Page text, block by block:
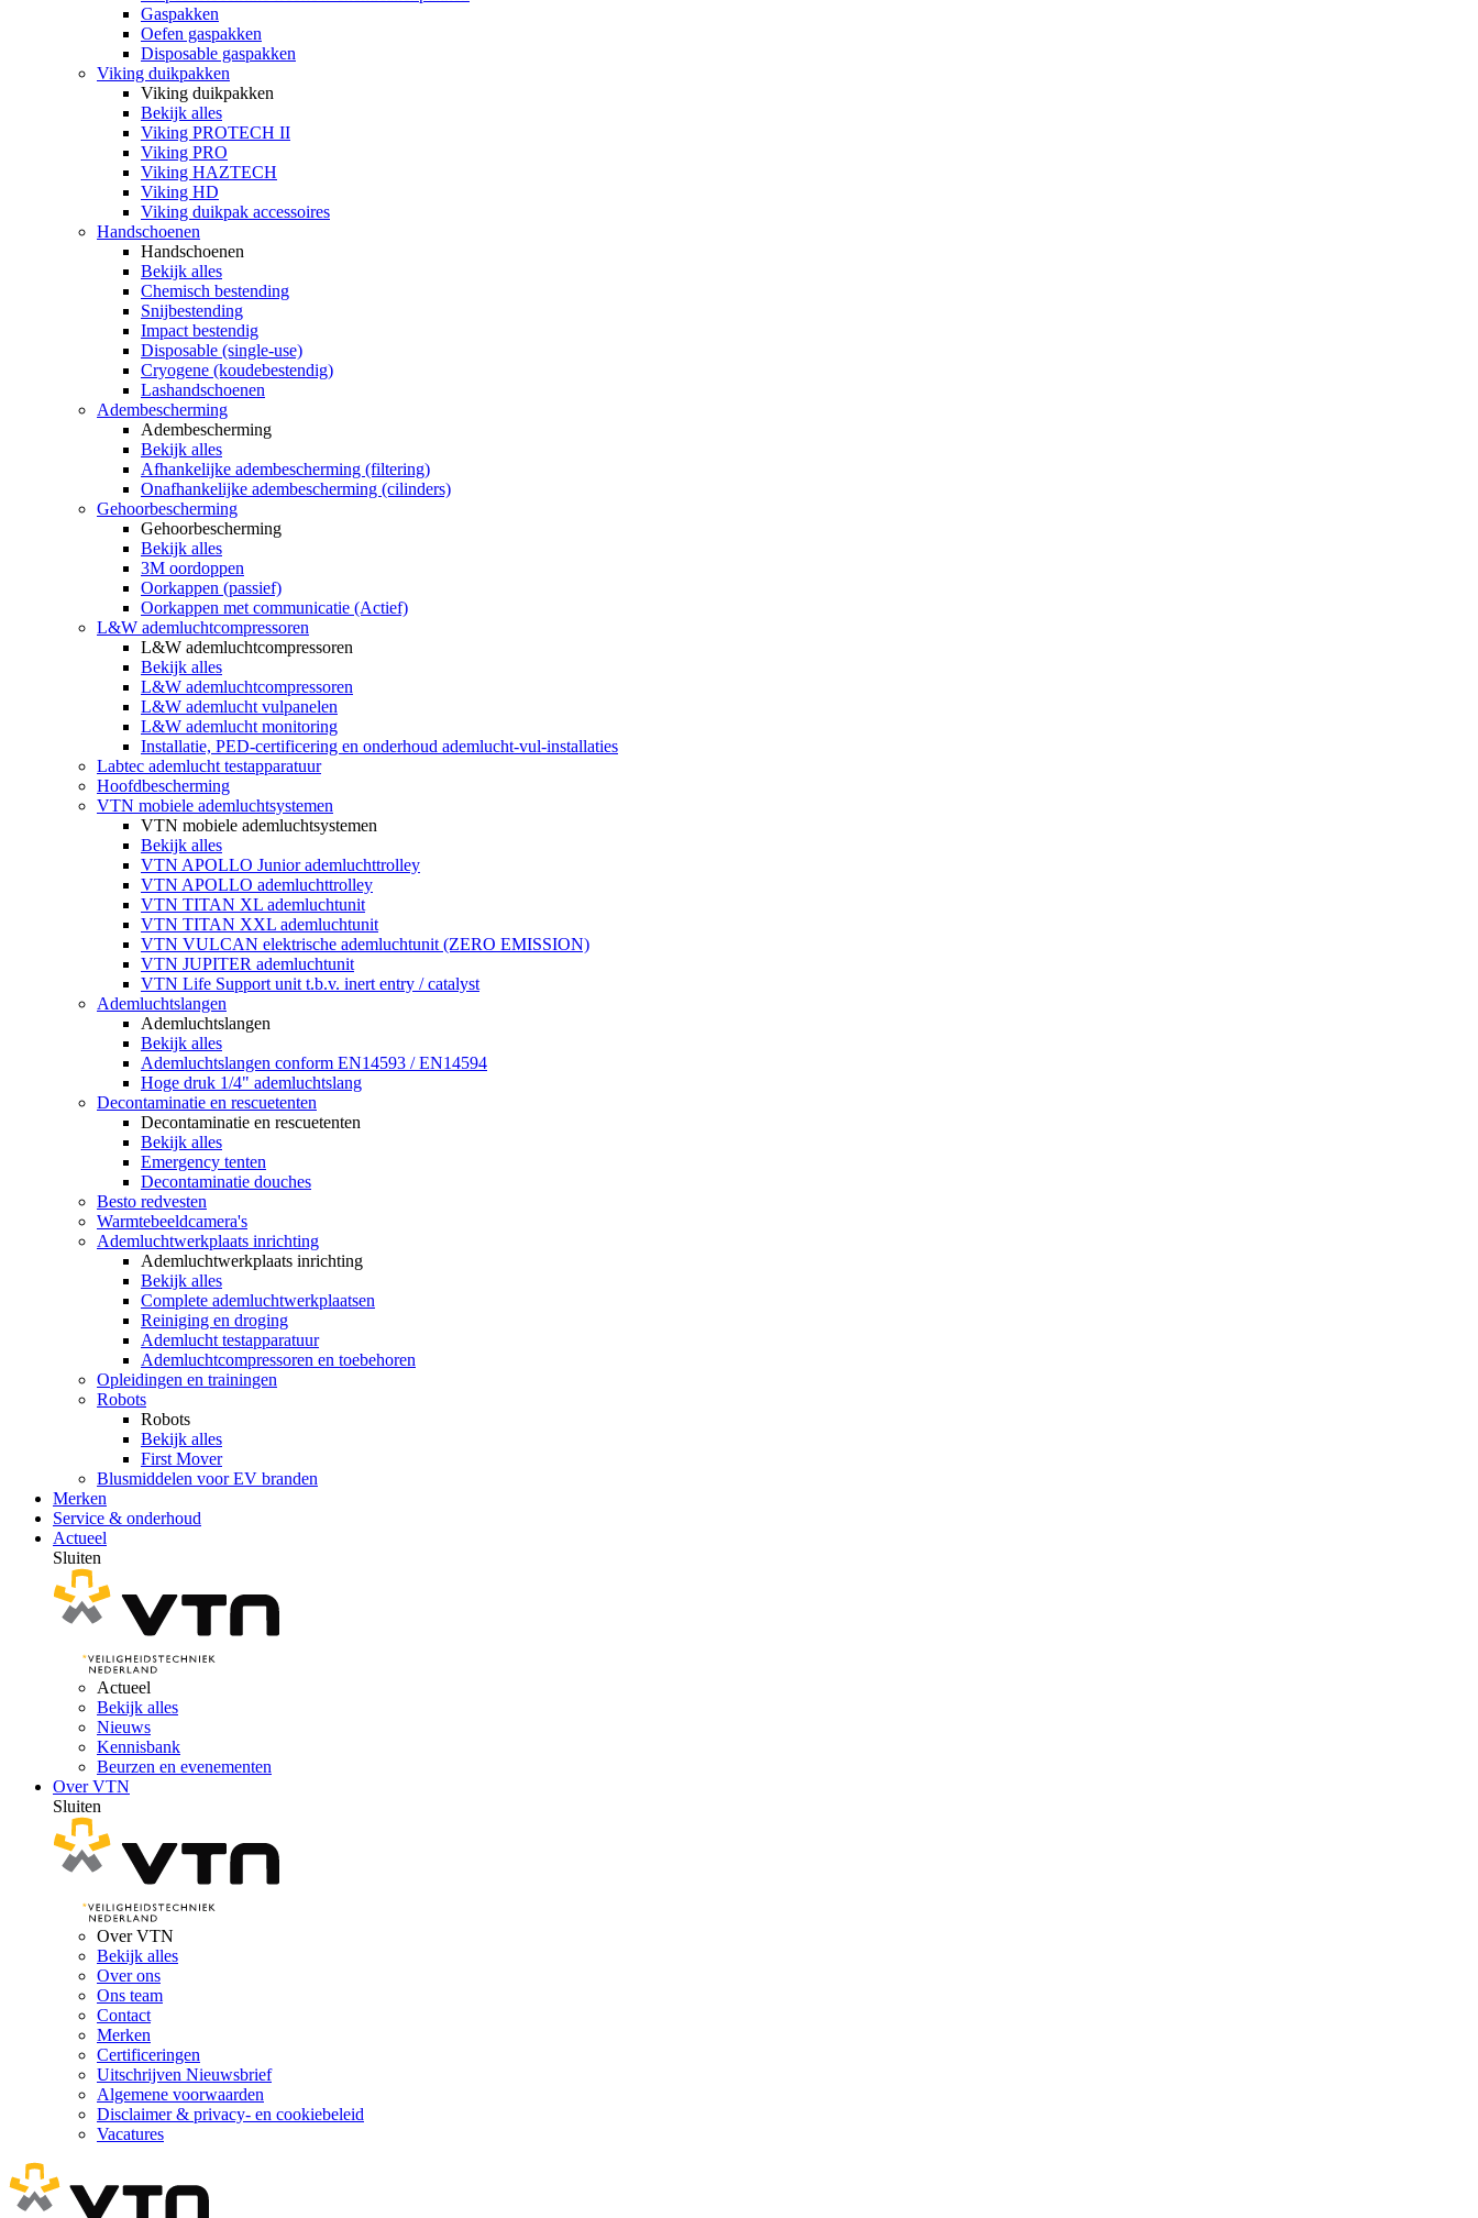
Gaspakken
Oefen gaspakken
Disposable gaspakken
Viking duikpakken
Viking duikpakken
Bekijk alles
Viking PROTECH II
Viking PRO
Viking HAZTECH
Viking HD
Viking duikpak accessoires
Handschoenen
Handschoenen
Bekijk alles
Chemisch bestending
Snijbestending
Impact bestendig
Disposable (single-use)
Cryogene (koudebestendig)
Lashandschoenen
Adembescherming
Adembescherming
Bekijk alles
Afhankelijke adembescherming (filtering)
Onafhankelijke adembescherming (cilinders)
Gehoorbescherming
Gehoorbescherming
Bekijk alles
3M oordoppen
Oorkappen (passief)
Oorkappen met communicatie (Actief)
L&W ademluchtcompressoren
L&W ademluchtcompressoren
Bekijk alles
L&W ademluchtcompressoren
L&W ademlucht vulpanelen
L&W ademlucht monitoring
Installatie, PED-certificering en onderhoud ademlucht-vul-installaties
Labtec ademlucht testapparatuur
Hoofdbescherming
VTN mobiele ademluchtsystemen
VTN mobiele ademluchtsystemen
Bekijk alles
VTN APOLLO Junior ademluchttrolley
VTN APOLLO ademluchttrolley
VTN TITAN XL ademluchtunit
VTN TITAN XXL ademluchtunit
VTN VULCAN elektrische ademluchtunit (ZERO EMISSION)
VTN JUPITER ademluchtunit
VTN Life Support unit t.b.v. inert entry / catalyst
Ademluchtslangen
Ademluchtslangen
Bekijk alles
Ademluchtslangen conform EN14593 / EN14594
Hoge druk 1/4" ademluchtslang
Decontaminatie en rescuetenten
Decontaminatie en rescuetenten
Bekijk alles
Emergency tenten
Decontaminatie douches
Besto redvesten
Warmtebeeldcamera's
Ademluchtwerkplaats inrichting
Ademluchtwerkplaats inrichting
Bekijk alles
Complete ademluchtwerkplaatsen
Reiniging en droging
Ademlucht testapparatuur
Ademluchtcompressoren en toebehoren
Opleidingen en trainingen
Robots
Robots
Bekijk alles
First Mover
Blusmiddelen voor EV branden
Merken
Service & onderhoud
Actueel
Sluiten
Actueel
Bekijk alles
Nieuws
Kennisbank
Beurzen en evenementen
Over VTN
Sluiten
Over VTN
Bekijk alles
Over ons
Ons team
Contact
Merken
Certificeringen
Uitschrijven Nieuwsbrief
Algemene voorwaarden
Disclaimer & privacy- en cookiebeleid
Vacatures